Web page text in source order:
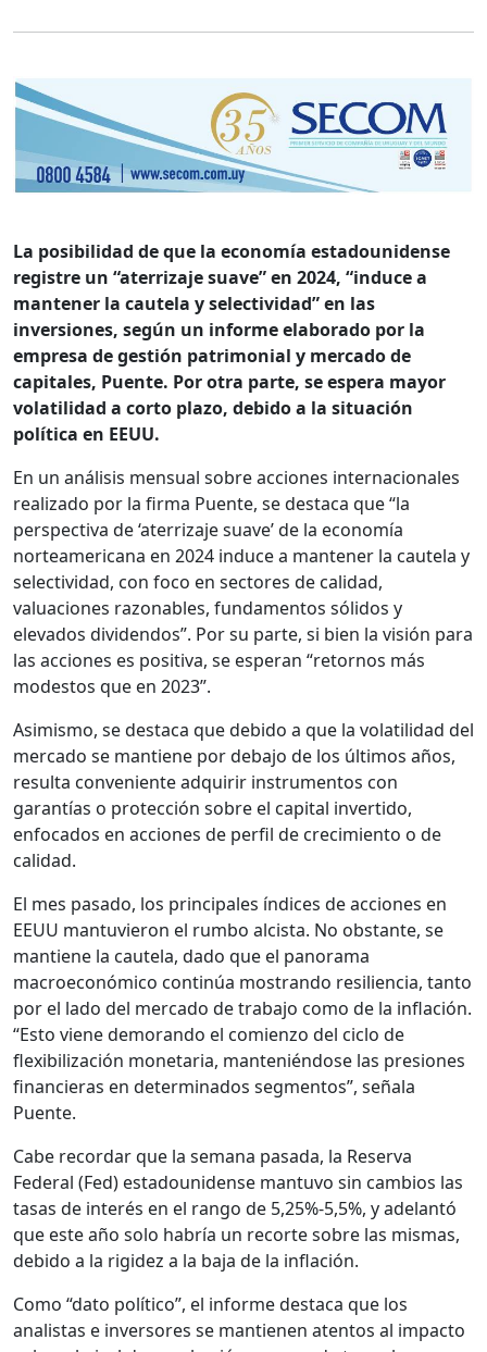
La posibilidad de que la economía estadounidense
registre un “aterrizaje suave” en 2024, “induce a
mantener la cautela y selectividad” en las
inversiones, según un informe elaborado por la
empresa de gestión patrimonial y mercado de
capitales, Puente. Por otra parte, se espera mayor
volatilidad a corto plazo, debido a la situación
política en EEUU.
En un análisis mensual sobre acciones internacionales
realizado por la firma Puente, se destaca que “la
perspectiva de ‘aterrizaje suave’ de la economía
norteamericana en 2024 induce a mantener la cautela y
selectividad, con foco en sectores de calidad,
valuaciones razonables, fundamentos sólidos y
elevados dividendos”. Por su parte, si bien la visión para
las acciones es positiva, se esperan “retornos más
modestos que en 2023”.
Asimismo, se destaca que debido a que la volatilidad del
mercado se mantiene por debajo de los últimos años,
resulta conveniente adquirir instrumentos con
garantías o protección sobre el capital invertido,
enfocados en acciones de perfil de crecimiento o de
calidad.
El mes pasado, los principales índices de acciones en
EEUU mantuvieron el rumbo alcista. No obstante, se
mantiene la cautela, dado que el panorama
macroeconómico continúa mostrando resiliencia, tanto
por el lado del mercado de trabajo como de la inflación.
“Esto viene demorando el comienzo del ciclo de
flexibilización monetaria, manteniéndose las presiones
financieras en determinados segmentos”, señala
Puente.
Cabe recordar que la semana pasada, la Reserva
Federal (Fed) estadounidense mantuvo sin cambios las
tasas de interés en el rango de 5,25%-5,5%, y adelantó
que este año solo habría un recorte sobre las mismas,
debido a la rigidez a la baja de la inflación.
Como “dato político”, el informe destaca que los
analistas e inversores se mantienen atentos al impacto